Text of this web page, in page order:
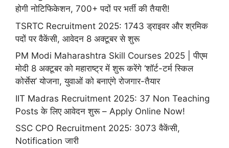
होगी नोटिफिकेशन, 700+ पदों पर भर्ती की तैयारी!
TSRTC Recruitment 2025: 1743 ड्राइवर और श्रमिक
पदों पर वैकेंसी, आवेदन 8 अक्टूबर से शुरू
PM Modi Maharashtra Skill Courses 2025 | पीएम
मोदी 8 अक्टूबर को महाराष्ट्र में शुरू करेंगे ‘शॉर्ट-टर्म स्किल
कोर्सेस’ योजना, युवाओं को बनाएंगे रोजगार-तैयार
IIT Madras Recruitment 2025: 37 Non Teaching
Posts के लिए आवेदन शुरू – Apply Online Now!
SSC CPO Recruitment 2025: 3073 वैकेंसी,
Notification जारी